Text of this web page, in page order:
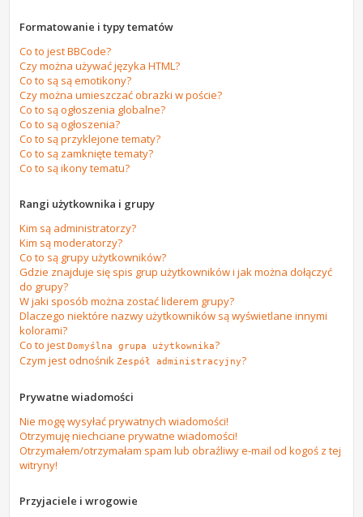
Formatowanie i typy tematów
Co to jest BBCode?
Czy można używać języka HTML?
Co to są są emotikony?
Czy można umieszczać obrazki w poście?
Co to są ogłoszenia globalne?
Co to są ogłoszenia?
Co to są przyklejone tematy?
Co to są zamknięte tematy?
Co to są ikony tematu?
Rangi użytkownika i grupy
Kim są administratorzy?
Kim są moderatorzy?
Co to są grupy użytkowników?
Gdzie znajduje się spis grup użytkowników i jak można dołączyć
do grupy?
W jaki sposób można zostać liderem grupy?
Dlaczego niektóre nazwy użytkowników są wyświetlane innymi
kolorami?
Co to jestDomyślna grupa użytkownika?
Czym jest odnośnikZespół administracyjny?
Prywatne wiadomości
Nie mogę wysyłać prywatnych wiadomości!
Otrzymuję niechciane prywatne wiadomości!
Otrzymałem/otrzymałam spam lub obraźliwy e-mail od kogoś z tej
witryny!
Przyjaciele i wrogowie